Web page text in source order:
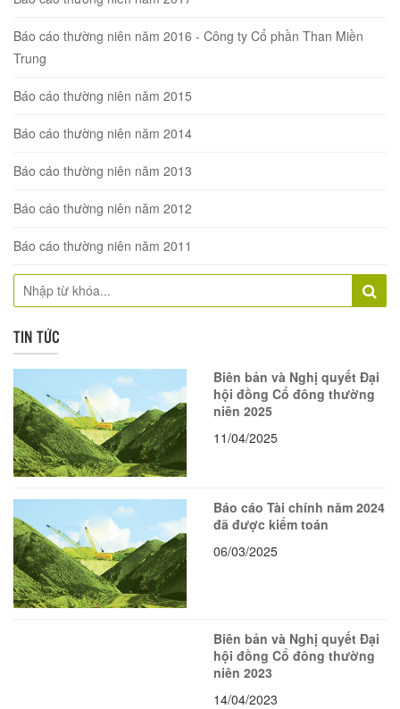
Báo cáo thường niên năm 2016 - Công ty Cổ phần Than Miền
Trung
Báo cáo thường niên năm 2015
Báo cáo thường niên năm 2014
Báo cáo thường niên năm 2013
Báo cáo thường niên năm 2012
Báo cáo thường niên năm 2011
TIN TỨC
Biên bản và Nghị quyết Đại
hội đồng Cổ đông thường
niên 2025
11/04/2025
Báo cáo Tài chính năm 2024
đã được kiểm toán
06/03/2025
Biên bản và Nghị quyết Đại
hội đồng Cổ đông thường
niên 2023
14/04/2023